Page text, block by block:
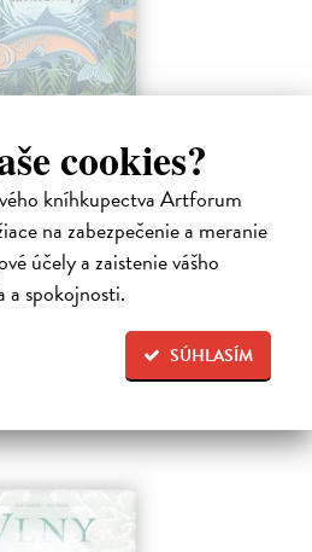
cookies?
kníhkupectva Artforum
na zabezpečenie a meranie
účely a zaistenie vášho
a spokojnosti.
SÚHLASÍM
nájdu mladí záujemcovia všetky
potrebovať, kým sa vydajú na svoju
Millard, skúsený rybár, cestovateľ a